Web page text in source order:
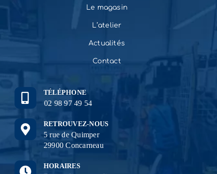
Le magasin
L’atelier
Actualités
Contact
TÉLÉPHONE
02 98 97 49 54
RETROUVEZ-NOUS
5 rue de Quimper
29900 Concarneau
HORAIRES